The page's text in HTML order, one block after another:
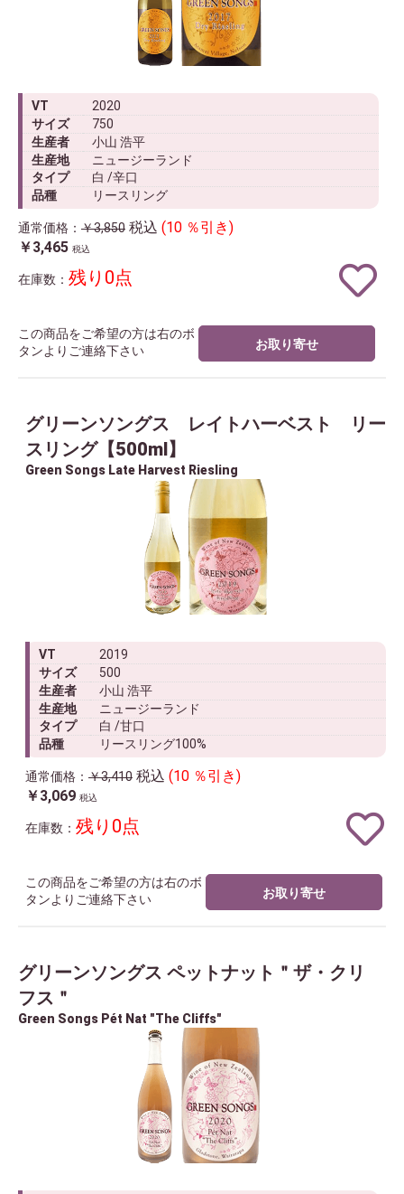
VT
2020
サイズ
750
生産者
小山 浩平
生産地
ニュージーランド
タイプ
白 /辛口
品種
リースリング
通常価格： ￥3,850 税込 (10 ％引き)
￥3,465 税込
在庫数： 残り0点
この商品をご希望の方は右のボ
タンよりご連絡下さい
お取り寄せ
グリーンソングス レイトハーベスト リー
スリング【500ml】
Green Songs Late Harvest Riesling
VT
2019
サイズ
500
生産者
小山 浩平
生産地
ニュージーランド
タイプ
白 /甘口
品種
リースリング100%
通常価格： ￥3,410 税込 (10 ％引き)
￥3,069 税込
在庫数： 残り0点
この商品をご希望の方は右のボ
タンよりご連絡下さい
お取り寄せ
グリーンソングス ペットナット＂ザ・クリ
フス＂
Green Songs Pét Nat "The Cliffs"